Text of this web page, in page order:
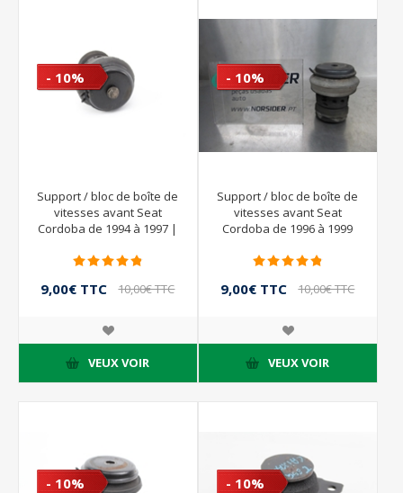
- 10%
Support / bloc de boîte de
vitesses avant Seat
Cordoba de 1994 à 1997 |
9,00€ TTC 10,00€ TTC
VEUX VOIR
- 10%
Support / bloc de boîte de
vitesses avant Seat
Cordoba de 1996 à 1999
9,00€ TTC 10,00€ TTC
VEUX VOIR
- 10% - 10%